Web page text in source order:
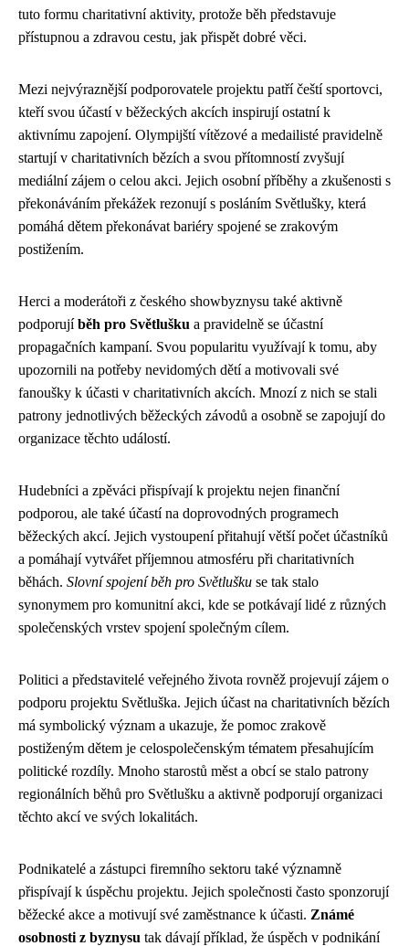
tuto formu charitativní aktivity, protože běh představuje
přístupnou a zdravou cestu, jak přispět dobré věci.
Mezi nejvýraznější podporovatele projektu patří čeští sportovci,
kteří svou účastí v běžeckých akcích inspirují ostatní k
aktivnímu zapojení. Olympijští vítězové a medailisté pravidelně
startují v charitativních bězích a svou přítomností zvyšují
mediální zájem o celou akci. Jejich osobní příběhy a zkušenosti s
překonáváním překážek rezonují s posláním Světlušky, která
pomáhá dětem překonávat bariéry spojené se zrakovým
postižením.
Herci a moderátoři z českého showbyznysu také aktivně
podporujíběh pro Světlušku a pravidelně se účastní
propagačních kampaní. Svou popularitu využívají k tomu, aby
upozornili na potřeby nevidomých dětí a motivovali své
fanoušky k účasti v charitativních akcích. Mnozí z nich se stali
patrony jednotlivých běžeckých závodů a osobně se zapojují do
organizace těchto událostí.
Hudebníci a zpěváci přispívají k projektu nejen finanční
podporou, ale také účastí na doprovodných programech
běžeckých akcí. Jejich vystoupení přitahují větší počet účastníků
a pomáhají vytvářet příjemnou atmosféru při charitativních
běhách. Slovní spojení běh pro Světlušku se tak stalo
synonymem pro komunitní akci, kde se potkávají lidé z různých
společenských vrstev spojení společným cílem.
Politici a představitelé veřejného života rovněž projevují zájem o
podporu projektu Světluška. Jejich účast na charitativních bězích
má symbolický význam a ukazuje, že pomoc zrakově
postiženým dětem je celospolečenským tématem přesahujícím
politické rozdíly. Mnoho starostů měst a obcí se stalo patrony
regionálních běhů pro Světlušku a aktivně podporují organizaci
těchto akcí ve svých lokalitách.
Podnikatelé a zástupci firemního sektoru také významně
přispívají k úspěchu projektu. Jejich společnosti často sponzorují
běžecké akce a motivují své zaměstnance k účasti. Známé
osobnosti z byznysu tak dávají příklad, že úspěch v podnikání